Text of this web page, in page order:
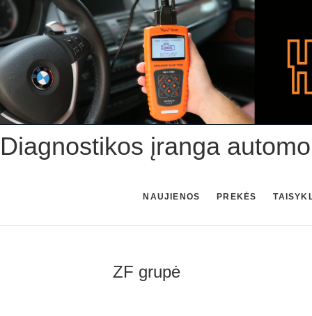
Skip
to
content
Diagnostikos įranga
NAUJIENOS PREKĖS
ZF grupė